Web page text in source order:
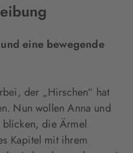
eine bewegende
der „Hirschen“ hat
Nun wollen Anna und
blicken, die Ärmel
Kapitel mit ihrem